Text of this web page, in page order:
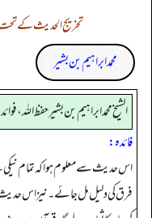
تخریج الحدیث کے
محمد ابراہیم بن بشیر
الشيخ محمد ابراهيم بن بشير حفظ الله،
فائدہ:
اس حدیث سے معلوم ہوا کہ تمام
فرق کی دلیل مل جائے۔ نیز اس